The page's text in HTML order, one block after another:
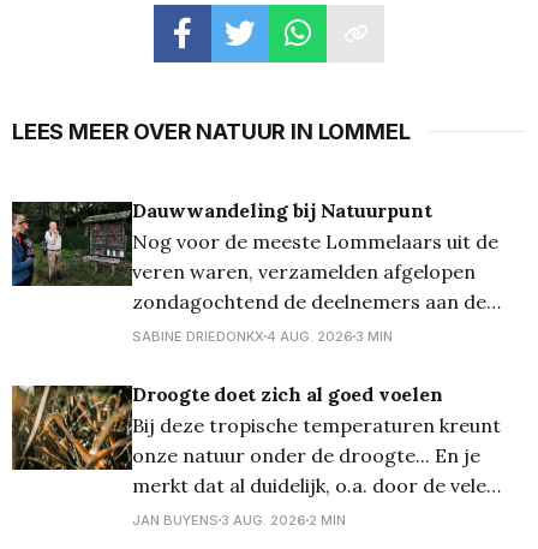
LEES MEER OVER NATUUR IN LOMMEL
Dauwwandeling bij Natuurpunt
Nog voor de meeste Lommelaars uit de
veren waren, verzamelden afgelopen
zondagochtend de deelnemers aan de
dauwwandeling van Natuurpunt Lommel
natuurbeleving. De wandeling, die volledig
volzet was, viel samen met de
zonsopkomst en werd begeleid door
gidsen Sabine en Dirk. De ochtend
SABINE DRIEDONKX 4 AUG. 2026 3 MIN
Droogte doet zich al goed voelen
Bij deze tropische temperaturen kreunt
onze natuur onder de droogte... En je
merkt dat al duidelijk, o.a. door de vele
bladeren die nu al vallen. Fotograaf Rowen
JAN BUYENS 3 AUG. 2026 2 MIN